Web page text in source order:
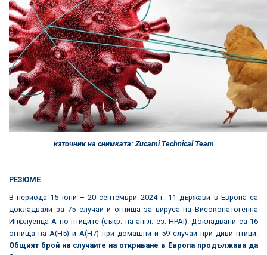
източник на снимката: Zucami Technical Team
РЕЗЮМЕ
В периода 15 юни – 20 септември 2024 г. 11 държави в Европа са
докладвали за 75 случаи и огнища за вируса на Високопатогенна
Инфлуенца А по птиците (съкр. на англ. ез. HPAI). Докладвани са 16
огнища на A(H5) и A(H7) при домашни и 59 случаи при диви птици.
Общият брой на случаите на откриване в Европа продължава да